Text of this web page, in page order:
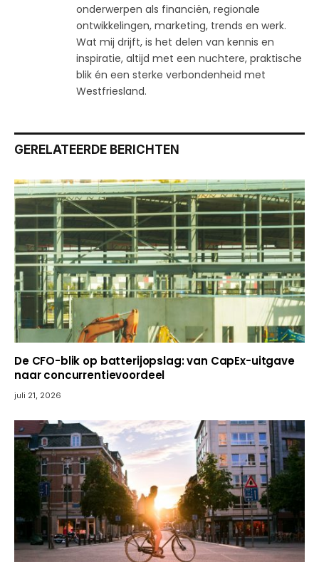
onderwerpen als financiën, regionale
ontwikkelingen, marketing, trends en werk.
Wat mij drijft, is het delen van kennis en
inspiratie, altijd met een nuchtere, praktische
blik én een sterke verbondenheid met
Westfriesland.
GERELATEERDE BERICHTEN
De CFO-blik op batterijopslag: van CapEx-uitgave
naar concurrentievoordeel
juli 21, 2026